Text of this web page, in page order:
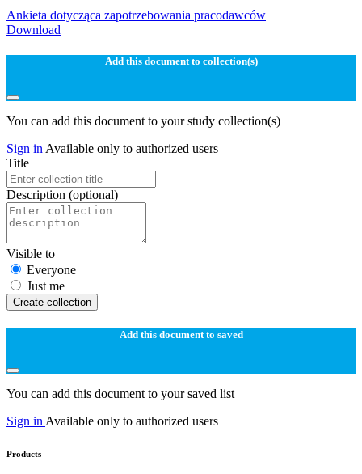
Ankieta dotycząca zapotrzebowania pracodawców
Download
Add this document to collection(s)
You can add this document to your study collection(s)
Sign in Available only to authorized users
Title
Description (optional)
Visible to
Everyone
Just me
Create collection
Add this document to saved
You can add this document to your saved list
Sign in Available only to authorized users
Products